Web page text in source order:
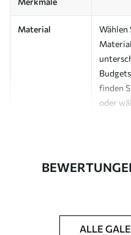
Material
Wählen
finden
oder
bis zu
ALLE